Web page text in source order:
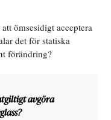
ömsesidigt acceptera
det för statiska
förändring?
avgöra